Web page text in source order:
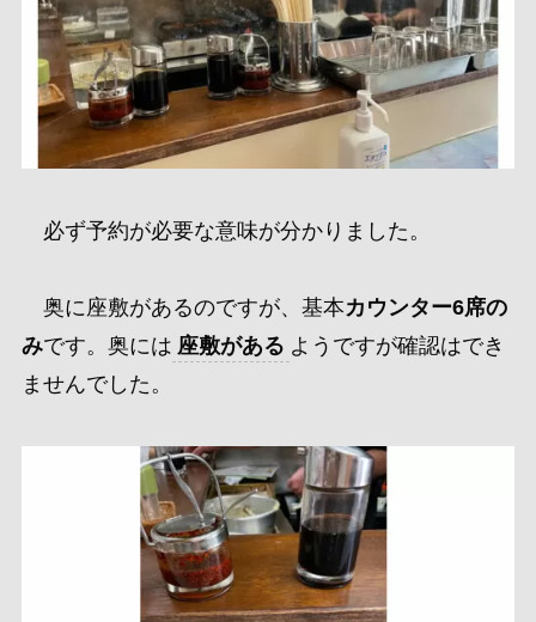
必ず予約が必要な意味が分かりました。
奥に座敷があるのですが、基本カウンター6席の
みです。 奥には 座敷がある ようですが確認はでき
ませんでした。